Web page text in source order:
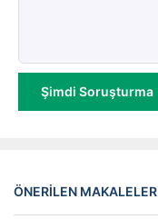
Şimdi Soruşturma
ÖNERILEN MAKALELER